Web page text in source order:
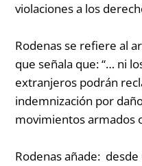
violaciones a los
Rodenas se refiere al
que señala que: “… ni
extranjeros podrán
indemnización por
movimientos armados
Rodenas añade: